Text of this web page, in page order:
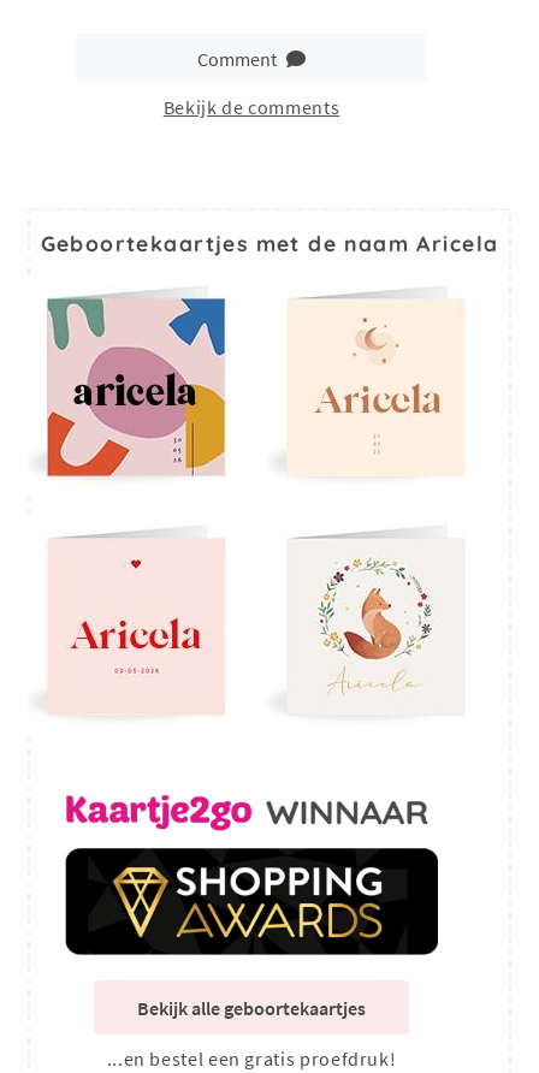
Comment
Bekijk de comments
Geboortekaartjes met de naam Aricela
Bekijk alle geboortekaartjes
...en bestel een gratis proefdruk!